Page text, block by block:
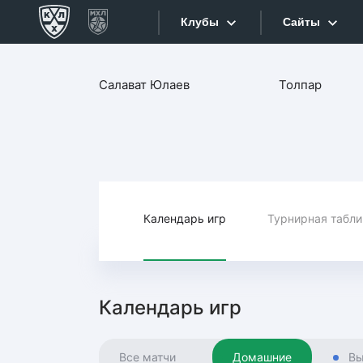
Клубы
Конференция «Запад»
Торпедо
Динамо Мн
Динамо М
Сайты
Сайты
Текстовые
Салават Юлаев Толпар
Календарь игр Турнирная
Календарь игр
Все матчи Домашние